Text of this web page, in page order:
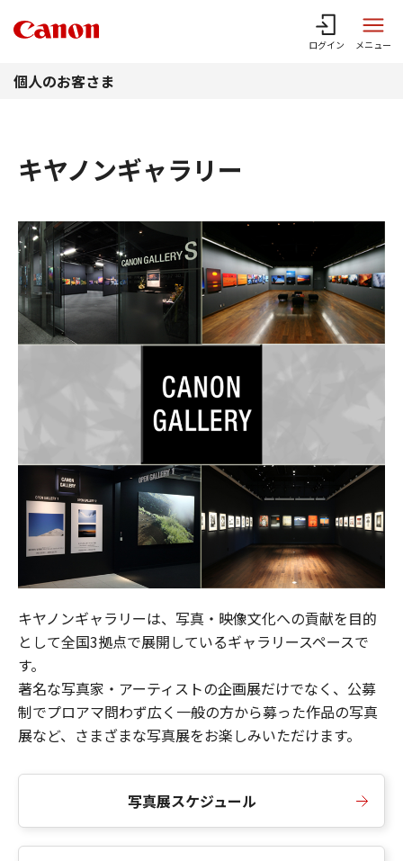
ログイン メニュー
個人のお客さま
キヤノンギャラリー
キヤノンギャラリーは、写真・映像文化への貢献を目的
として全国3拠点で展開しているギャラリースペースで
す。
著名な写真家・アーティストの企画展だけでなく、公募
制でプロアマ問わず広く一般の方から募った作品の写真
展など、さまざまな写真展をお楽しみいただけます。
写真展スケジュール